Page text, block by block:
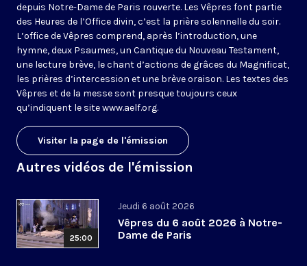
depuis Notre-Dame de Paris rouverte. Les Vêpres font partie
des Heures de l’Office divin, c’est la prière solennelle du soir.
L’office de Vêpres comprend, après l’introduction, une
hymne, deux Psaumes, un Cantique du Nouveau Testament,
une lecture brève, le chant d’actions de grâces du Magnificat,
les prières d’intercession et une brève oraison. Les textes des
Vêpres et de la messe sont presque toujours ceux
qu’indiquent le sitewww.aelf.org.
Visiter la page de l'émission
Autres vidéos de l'émission
25:00
Jeudi 6 août 2026
Vêpres du 6 août 2026 à Notre-
Dame de Paris